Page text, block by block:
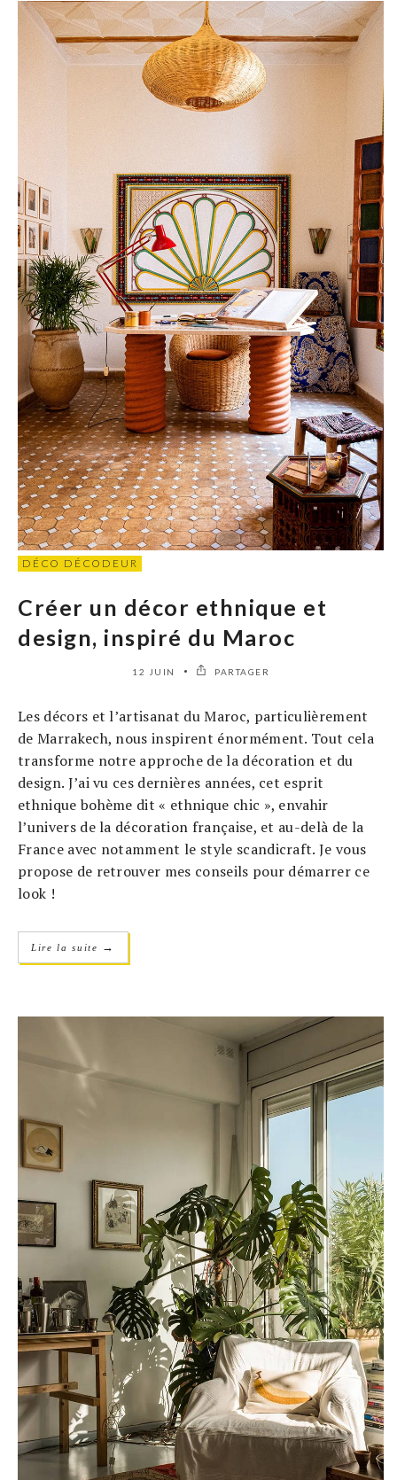
DÉCO DÉCODEUR
Créer un décor ethnique et
design, inspiré du Maroc
12 JUIN PARTAGER
Les décors et l’artisanat du Maroc, particulièrement
de Marrakech, nous inspirent énormément. Tout cela
transforme notre approche de la décoration et du
design. J’ai vu ces dernières années, cet esprit
ethnique bohème dit « ethnique chic », envahir
l’univers de la décoration française, et au-delà de la
France avec notamment le style scandicraft. Je vous
propose de retrouver mes conseils pour démarrer ce
look !
Lire la suite →